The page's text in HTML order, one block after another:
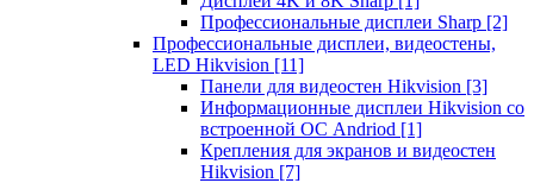
Профессиональные дисплеи Sharp [2]
Профессиональные дисплеи, видеостены,
LED Hikvision [11]
Панели для видеостен Hikvision [3]
Информационные дисплеи Hikvision со
встроенной ОС Andriod [1]
Крепления для экранов и видеостен
Hikvision [7]